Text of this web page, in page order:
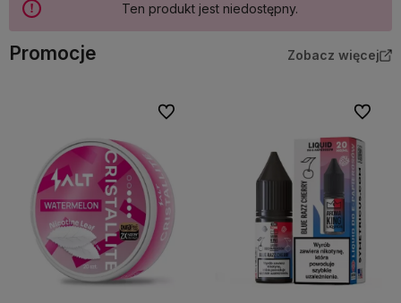
Ten produkt jest niedostępny.
Promocje Zobacz więcej
Do ulubionych Do